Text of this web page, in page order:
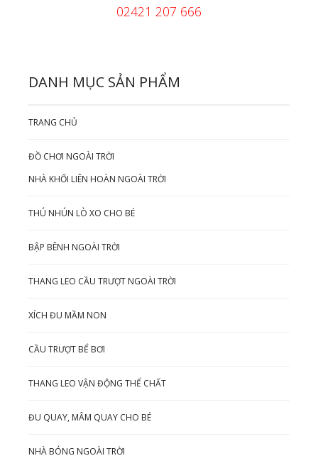
02421 207 666
DANH MỤC SẢN PHẨM
TRANG CHỦ
ĐỒ CHƠI NGOÀI TRỜI
NHÀ KHỐI LIÊN HOÀN NGOÀI TRỜI
THÚ NHÚN LÒ XO CHO BÉ
BẬP BÊNH NGOÀI TRỜI
THANG LEO CẦU TRƯỢT NGOÀI TRỜI
XÍCH ĐU MẦM NON
CẦU TRƯỢT BỂ BƠI
THANG LEO VẬN ĐỘNG THỂ CHẤT
ĐU QUAY, MÂM QUAY CHO BÉ
NHÀ BÓNG NGOÀI TRỜI